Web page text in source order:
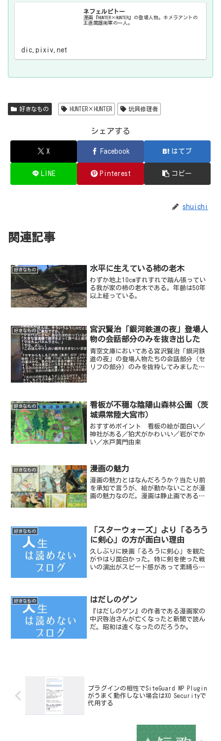
ネフェルピトー
漫画『HUNTER×HUNTER』の登場人物。キメラアントの
王直属護衛軍の一人。
dic.pixiv.net
好きなもの HUNTER×HUNTER 玩具修理者
シェアする
X Facebook はてブ
LINE Pinterest コピー
shuichi
関連記事
好きなもの 水平に生えている柿の老木
わずか地上10cmすれすれで踏ん張ってい
る我が家の柿の老木である。年齢は50年
以上経っている。
好きなもの
宮沢賢治「銀河鉄道の夜」登場人
物の会話部分のみを抜き出した
青空文庫においてある宮沢賢治「銀河鉄
道の夜」の登場人物たちの会話部分（セ
リフの部分）のみを抜粋してみました。
好きなもの
看板が不穏な陰陽山森林公園（茨
城県常陸大宮市）
おすすめポイント 看板の絵が面白い／
神社がある／狛犬がかわいい／岩がでか
い／水戸黄門由来
好きなもの 漫画の魅力
漫画の魅力とはなんだろうか？当たり前
を承知で言うが、絵が動かないことが漫
画の魅力なのだ。漫画は静止画である。
好きなもの
「スターウォーズ」より「るろう
に剣心」の方が面白い理由
久しぶりに映画「るろうに剣心」を観た
がやはり面白かった。特に剣を使った戦
いの演出がスピード感があって素晴らし
ターウォーズ」を観て...
好きなもの はだしのゲン
『はだしのゲン』の作者である漫画家の
中沢啓治さんが亡くなったと新聞で読ん
だ。昭和は遠くなったのだろうか。
プラグインの相性でSiteGuard WP Plugin
がうまく動作しない場合はXO Securityで
代用する